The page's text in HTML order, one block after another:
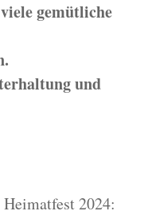
gemütliche
und
2024: